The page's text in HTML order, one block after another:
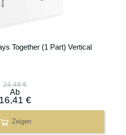
Together (1 Part) Vertical
24,49 €
Ab
16,41 €
Zeigen